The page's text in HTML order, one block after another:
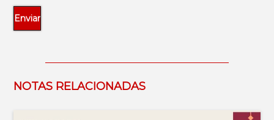
NOTAS RELACIONADAS